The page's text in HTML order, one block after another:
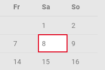
Fr Sa So
1 2
7 8 9
14 15 16